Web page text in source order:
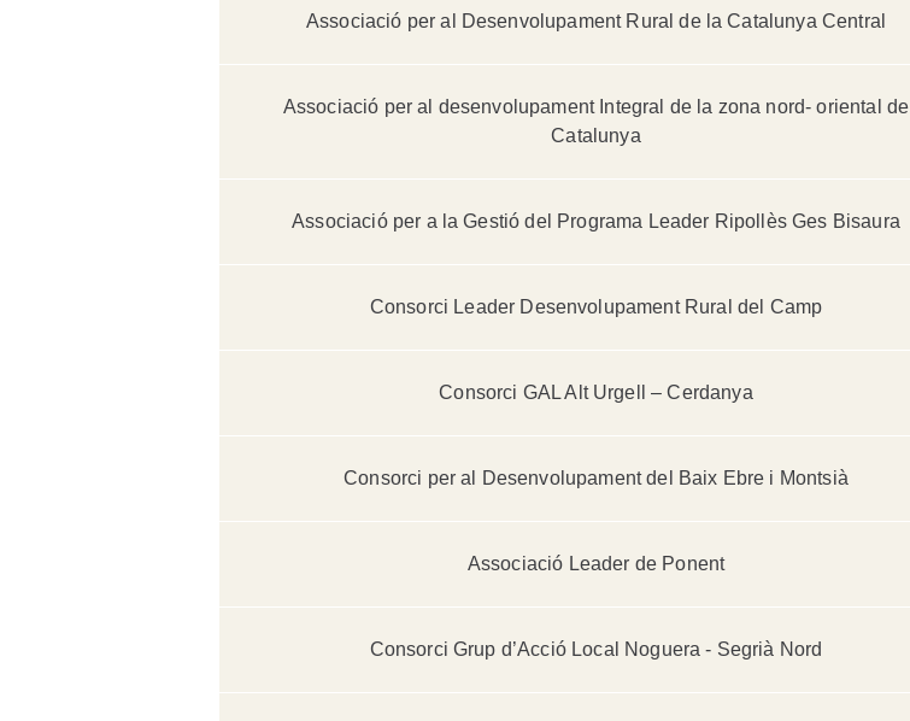
Associació per al Desenvolupament Rural de la Catalunya Central
Associació per al desenvolupament Integral de la zona nord- oriental de
Catalunya
Associació per a la Gestió del Programa Leader Ripollès Ges Bisaura
Consorci Leader Desenvolupament Rural del Camp
Consorci GAL Alt Urgell – Cerdanya
Consorci per al Desenvolupament del Baix Ebre i Montsià
Associació Leader de Ponent
Consorci Grup d’Acció Local Noguera - Segrià Nord